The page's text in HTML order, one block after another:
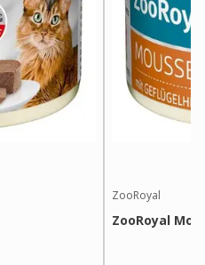
ZooRoyal
ZooRoyal